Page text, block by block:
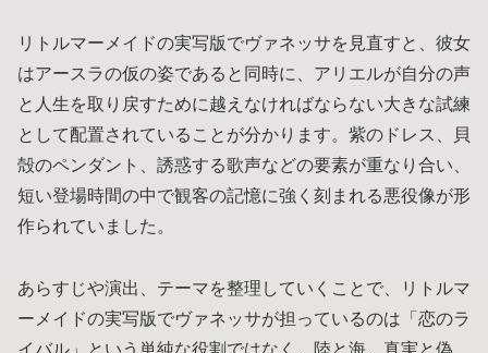
リトルマーメイドの実写版でヴァネッサを見直すと、彼女
はアースラの仮の姿であると同時に、アリエルが自分の声
と人生を取り戻すために越えなければならない大きな試練
として配置されていることが分かります。紫のドレス、貝
殻のペンダント、誘惑する歌声などの要素が重なり合い、
短い登場時間の中で観客の記憶に強く刻まれる悪役像が形
作られていました。
あらすじや演出、テーマを整理していくことで、リトルマ
ーメイドの実写版でヴァネッサが担っているのは「恋のラ
イバル」という単純な役割ではなく、陸と海、真実と偽